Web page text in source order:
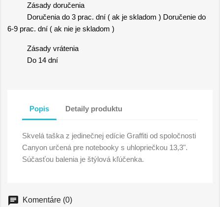
Zásady doručenia
Doručenia do 3 prac. dní ( ak je skladom ) Doručenie do
6-9 prac. dní ( ak nie je skladom )
Zásady vrátenia
Do 14 dní
Popis Detaily produktu
Skvelá taška z jedinečnej edície Graffiti od spoločnosti
Canyon určená pre notebooky s uhlopriečkou 13,3".
Súčasťou balenia je štýlová kľúčenka.
chat Komentáre (0)